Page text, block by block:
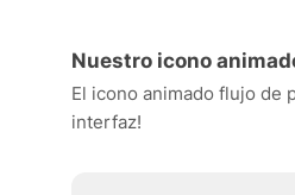
Nuestro icono
El icono animado flujo de
interfaz!